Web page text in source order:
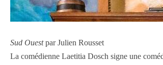
Sud Ouestpar Julien Rousset
La comédienne Laetitia Dosch signe une